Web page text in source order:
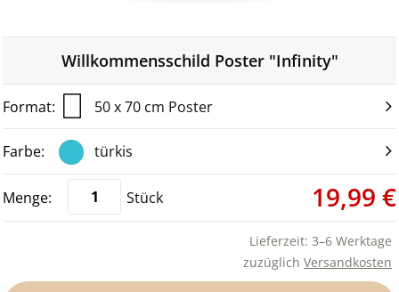
Willkommensschild Poster "Infinity"
50 x 70 cm Poster
türkis
Stück 19,99 €
Lieferzeit: 3–6 Werktage
zuzüglich Versandkosten